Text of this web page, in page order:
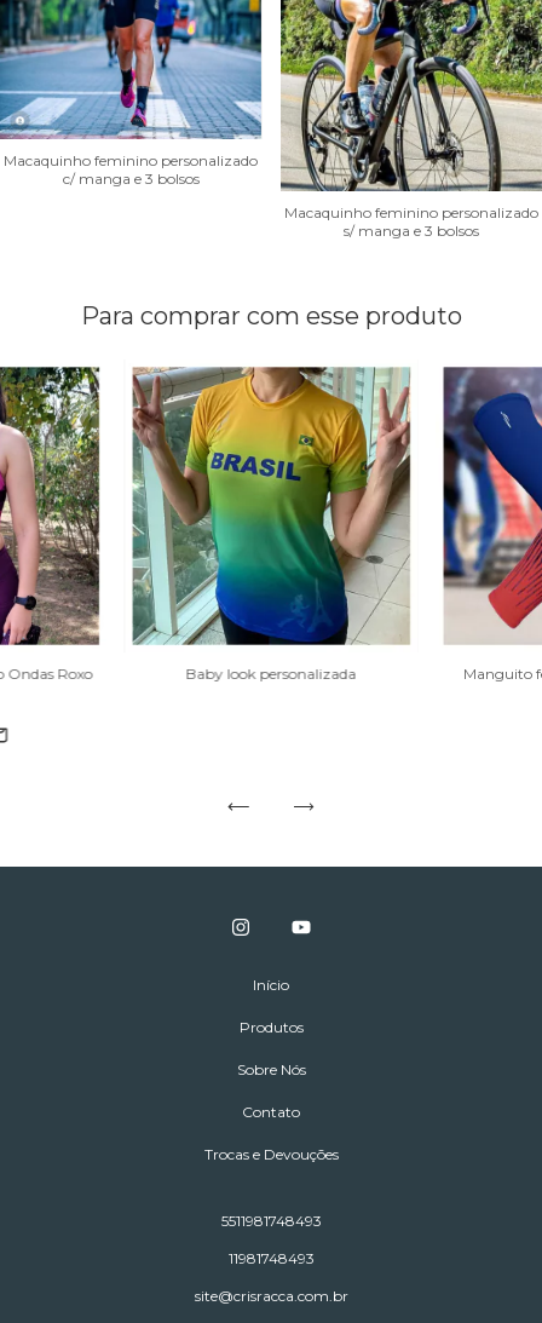
Macaquinho feminino personalizado
c/ manga e 3 bolsos
Macaquinho feminino personalizado
s/ manga e 3 bolsos
Para comprar com esse produto
Ondas Roxo Baby look personalizada Manguito
Início
Produtos
Sobre Nós
Contato
Trocas e Devouções
5511981748493
11981748493
site@crisracca.com.br